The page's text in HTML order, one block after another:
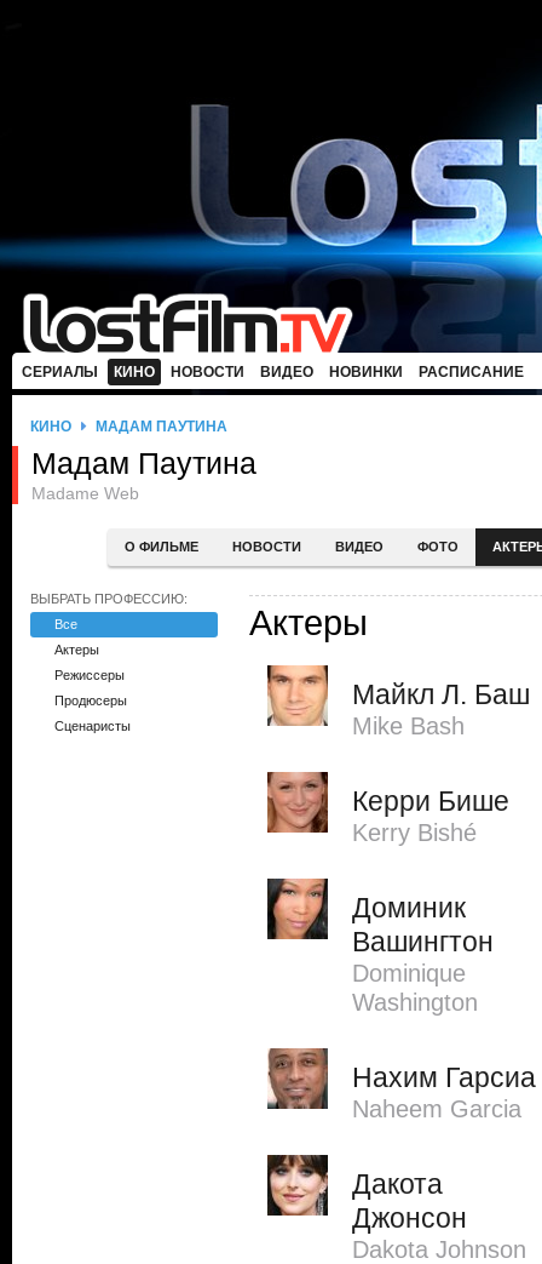
СЕРИАЛЫ КИНО НОВОСТИ ВИДЕО НОВИНКИ РАСПИСАНИЕ
КИНО МАДАМ ПАУТИНА
Мадам Паутина
Madame Web
О ФИЛЬМЕ НОВОСТИ ВИДЕО ФОТО
ВЫБРАТЬ ПРОФЕССИЮ:
Все
Актеры
Режиссеры
Продюсеры
Сценаристы
Актеры
Майкл Л. Баш
Mike Bash
Керри Бише
Kerry Bishé
Доминик
Вашингтон
Dominique
Washington
Нахим Гарсиа
Naheem Garcia
Дакота
Джонсон
Dakota Johnson